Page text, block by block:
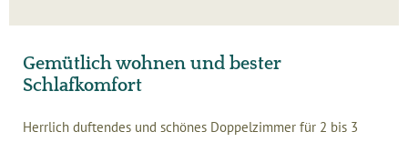
Gemütlich wohnen und bester
Schlafkomfort
Herrlich duftendes und schönes Doppelzimmer für 2 bis 3